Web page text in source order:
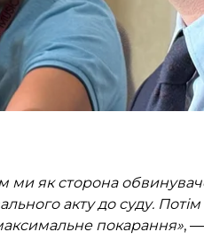
ми як сторона
акту до суду.
покарання»,